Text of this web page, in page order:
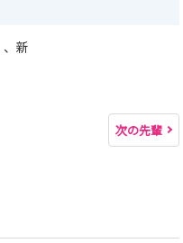
新
次の先輩